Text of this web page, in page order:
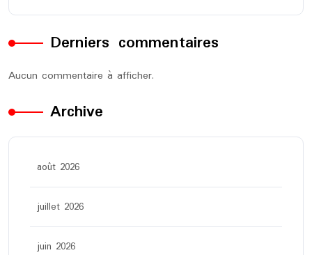
Derniers commentaires
Aucun commentaire à afficher.
Archive
août 2026
juillet 2026
juin 2026